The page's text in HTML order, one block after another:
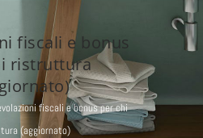
fiscali e bonus
ristruttura
fiscali e bonus per chi
(aggiornato)